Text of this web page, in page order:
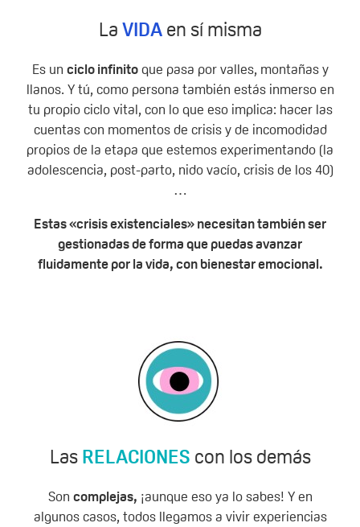
LaVIDAen sí misma
Es un ciclo infinitoque pasa por valles, montañas y
llanos. Y tú, como persona también estás inmerso en
tu propio ciclo vital, con lo que eso implica: hacer las
cuentas con momentos de crisis y de incomodidad
propios de la etapa que estemos experimentando (la
adolescencia, post-parto, nido vacío, crisis de los 40)
…
Estas «crisis existenciales» necesitan también ser
gestionadas de forma que puedas avanzar
fluidamente por la vida, con bienestar emocional.
LasRELACIONES con los demás
Son complejas, ¡aunque eso ya lo sabes! Y en
algunos casos, todos llegamos a vivir experiencias